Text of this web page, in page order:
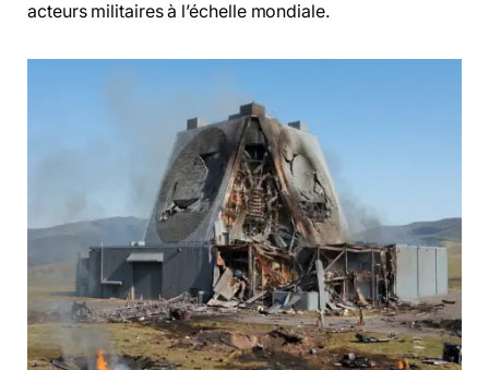
acteurs militaires à l’échelle mondiale.